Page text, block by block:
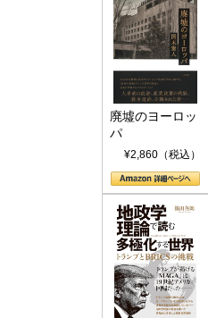
廃墟のヨーロッ
パ
¥2,860（税込）